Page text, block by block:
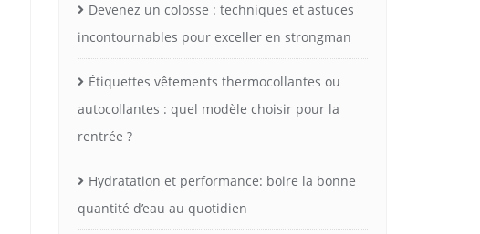
Devenez un colosse : techniques et astuces
incontournables pour exceller en strongman
Étiquettes vêtements thermocollantes ou
autocollantes : quel modèle choisir pour la
rentrée ?
Hydratation et performance: boire la bonne
quantité d’eau au quotidien